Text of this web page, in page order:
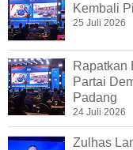
Kembali
25 Juli 2026
Rapatkan
Partai
Padang
24 Juli 2026
Zulhas